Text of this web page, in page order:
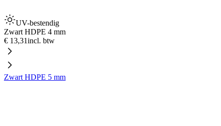
UV-bestendig
Zwart HDPE 4 mm
€ 13,31incl. btw
Zwart HDPE 5 mm